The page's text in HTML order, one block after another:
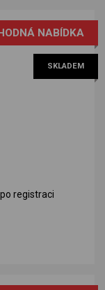
NABÍDKA
SKLADEM
registraci